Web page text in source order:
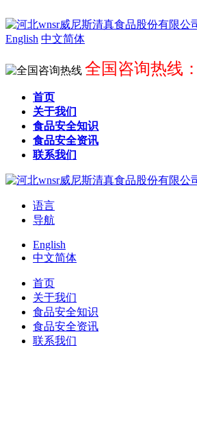
English 中文简体
全国咨询热线
首页
关于我们
食品安全知识
食品安全资讯
联系我们
语言
导航
English
中文简体
首页
关于我们
食品安全知识
食品安全资讯
联系我们